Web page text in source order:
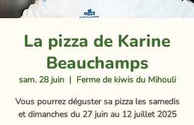
La pizza de Karine
Beauchamps
sam. 28 juin
  |
Ferme de kiwis du Mihouli
Vous pourrez déguster sa pizza les samedis
et dimanches du 27 juin au 12 juillet 2025